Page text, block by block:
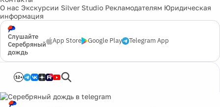
О нас Экскурсии Silver Studio Рекламодателям Юридическая
информация
Слушайте
Серебряный
дождь
App Store Google Play Telegram App
12+